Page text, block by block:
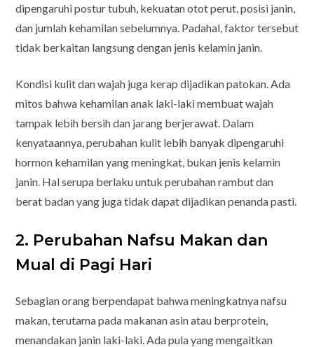
dipengaruhi postur tubuh, kekuatan otot perut, posisi janin,
dan jumlah kehamilan sebelumnya. Padahal, faktor tersebut
tidak berkaitan langsung dengan jenis kelamin janin.
Kondisi kulit dan wajah juga kerap dijadikan patokan. Ada
mitos bahwa kehamilan anak laki-laki membuat wajah
tampak lebih bersih dan jarang berjerawat. Dalam
kenyataannya, perubahan kulit lebih banyak dipengaruhi
hormon kehamilan yang meningkat, bukan jenis kelamin
janin. Hal serupa berlaku untuk perubahan rambut dan
berat badan yang juga tidak dapat dijadikan penanda pasti.
2. Perubahan Nafsu Makan dan
Mual di Pagi Hari
Sebagian orang berpendapat bahwa meningkatnya nafsu
makan, terutama pada makanan asin atau berprotein,
menandakan janin laki-laki. Ada pula yang mengaitkan